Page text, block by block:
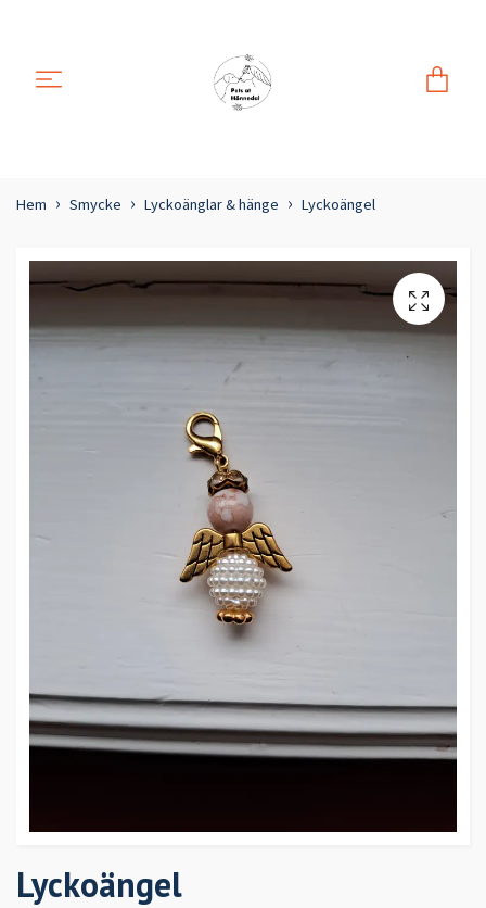
Hem Smycke Lyckoänglar & hänge Lyckoängel
Lyckoängel